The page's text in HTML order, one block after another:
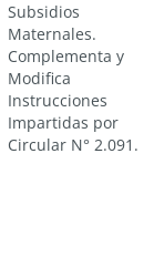
Subsidios
Maternales.
Complementa y
Modifica
Instrucciones
Impartidas por
Circular N° 2.091.